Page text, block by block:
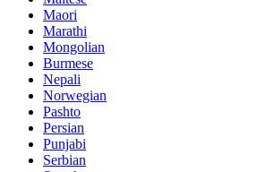
Maori
Marathi
Mongolian
Burmese
Nepali
Norwegian
Pashto
Persian
Punjabi
Serbian